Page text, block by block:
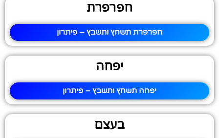
חפרפרת
חפרפרת תשחץ ותשבץ – פיתרון
יפחה
יפחה תשחץ ותשבץ – פיתרון
בעצם